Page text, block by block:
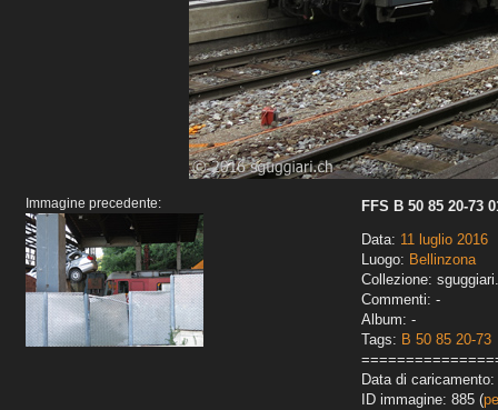
Immagine precedente:
FFS B 50 85 20-73
Data: 11 luglio 2016
Luogo: Bellinzona
Collezione:
Commenti: -
Album: -
Tags: B 50 85 20-73
Data di caricamento:
ID immagine: 885 (